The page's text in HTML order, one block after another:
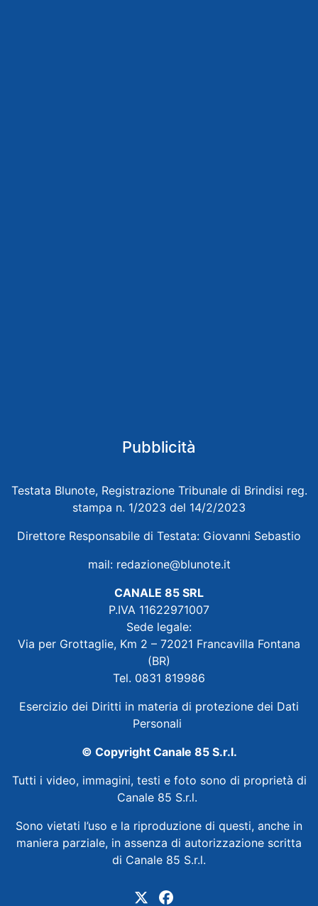
Pubblicità
Testata Blunote, Registrazione Tribunale di Brindisi reg.
stampa n. 1/2023 del 14/2/2023
Direttore Responsabile di Testata: Giovanni Sebastio
mail: redazione@blunote.it
CANALE 85 SRL
P.IVA 11622971007
Sede legale:
Via per Grottaglie, Km 2 – 72021 Francavilla Fontana
(BR)
Tel. 0831 819986
Esercizio dei Diritti in materia di protezione dei Dati
Personali
© Copyright Canale 85 S.r.l.
Tutti i video, immagini, testi e foto sono di proprietà di
Canale 85 S.r.l.
Sono vietati l’uso e la riproduzione di questi, anche in
maniera parziale, in assenza di autorizzazione scritta
di Canale 85 S.r.l.